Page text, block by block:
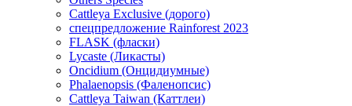
Cattleya Exclusive (дорого)
спецпредложение Rainforest 2023
FLASK (фласки)
Lycaste (Ликасты)
Oncidium (Онцидиумные)
Phalaenopsis (Фаленопсис)
Cattleya Taiwan (Каттлеи)